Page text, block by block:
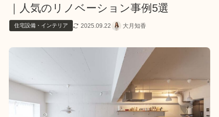
｜人気のリノベーション事例5選
住宅設備・インテリア 2025.09.22 大月知香